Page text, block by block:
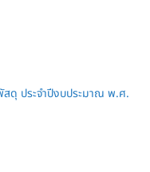
สดุ ประจำปีงบประมาณ พ.ศ.